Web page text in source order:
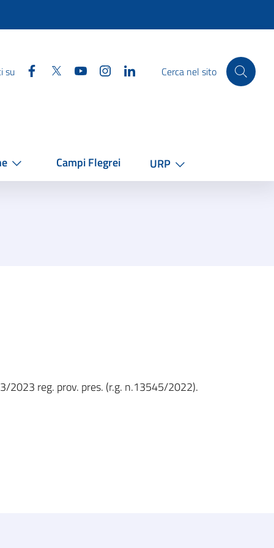
su Facebook
Twitter YouTube InstagramLinkedinCerca nel sito
Campi Flegrei URP
2023 reg. prov. pres. (r.g. n.13545/2022).